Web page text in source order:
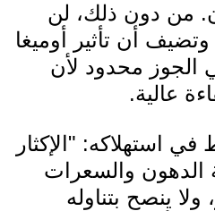
من دون ذلك، لن
أن تأثير أوميغا
الجوز محدود لأن
عالية.
استهلاكه: "الإكثار
الدهون والسعرات
ولا ينصح بتناوله